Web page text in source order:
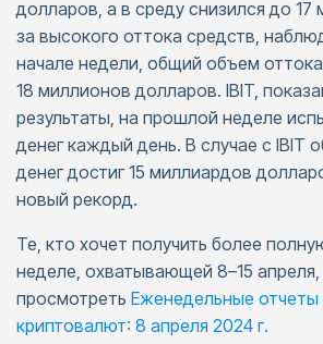
долларов, а в среду снизился до
за высокого оттока средств,
начале недели, общий объем
18 миллионов долларов. IBIT,
результаты, на прошлой неделе
денег каждый день. В случае с IBIT
денег достиг 15 миллиардов
новый рекорд.
Те, кто хочет получить более
неделе, охватывающей 8–15 апреля,
просмотреть Еженедельные отчеты
криптовалют: 8 апреля 2024 г.